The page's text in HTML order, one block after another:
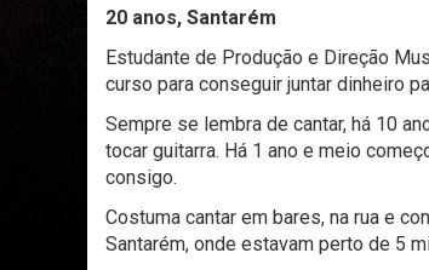
20 anos, Santarém
Estudante de Produção e Direção M
curso para conseguir juntar dinheiro
Sempre se lembra de cantar, há 10
tocar guitarra. Há 1 ano e meio
consigo.
Costuma cantar em bares, na rua e
Santarém, onde estavam perto de 5